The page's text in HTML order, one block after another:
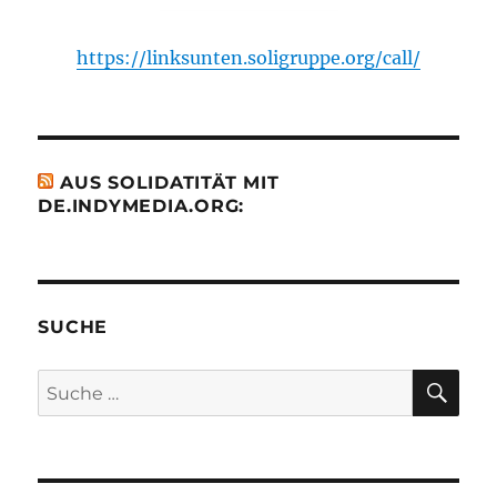
https://linksunten.soligruppe.org/call/
AUS SOLIDATITÄT MIT
DE.INDYMEDIA.ORG:
SUCHE
Suche
nach: